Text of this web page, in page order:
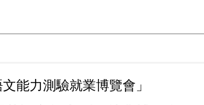
能力測驗就業博覽會」